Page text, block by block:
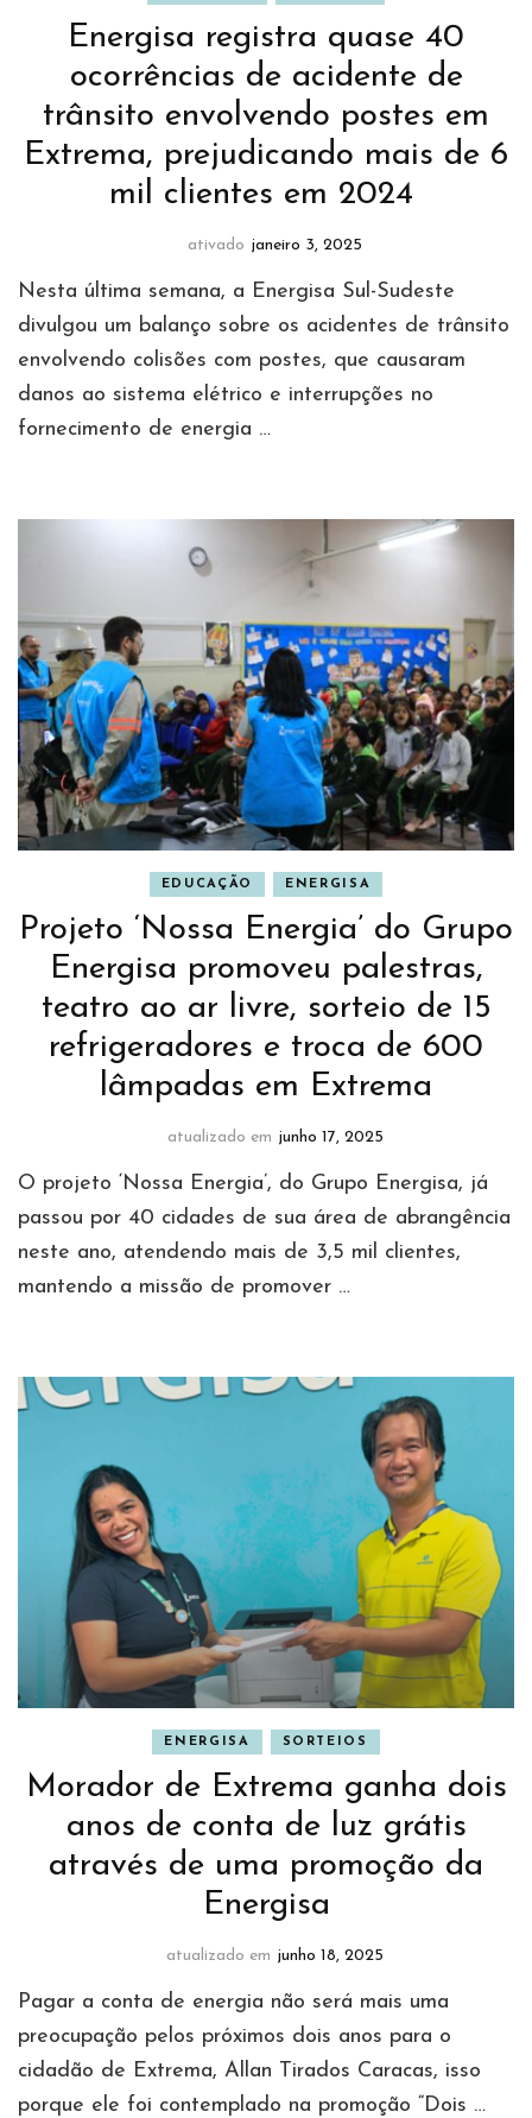
Energisa registra quase 40
ocorrências de acidente de
trânsito envolvendo postes em
Extrema, prejudicando mais de 6
mil clientes em 2024
ativado janeiro 3, 2025
Nesta última semana, a Energisa Sul-Sudeste
divulgou um balanço sobre os acidentes de trânsito
envolvendo colisões com postes, que causaram
danos ao sistema elétrico e interrupções no
fornecimento de energia …
EDUCAÇÃO ENERGISA
Projeto ‘Nossa Energia’ do Grupo
Energisa promoveu palestras,
teatro ao ar livre, sorteio de 15
refrigeradores e troca de 600
lâmpadas em Extrema
atualizado em junho 17, 2025
O projeto ‘Nossa Energia’, do Grupo Energisa, já
passou por 40 cidades de sua área de abrangência
neste ano, atendendo mais de 3,5 mil clientes,
mantendo a missão de promover …
ENERGISA SORTEIOS
Morador de Extrema ganha dois
anos de conta de luz grátis
através de uma promoção da
Energisa
atualizado em junho 18, 2025
Pagar a conta de energia não será mais uma
preocupação pelos próximos dois anos para o
cidadão de Extrema, Allan Tirados Caracas, isso
porque ele foi contemplado na promoção “Dois …